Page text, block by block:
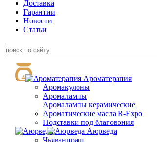
Доставка
Гарантии
Новости
Статьи
Ароматерапия
Аромакулоны
Аромалампы
Aромалампы керамические
Ароматические масла R-Expo
Подставки под благовония
Аюрведа
Чьяванпраш